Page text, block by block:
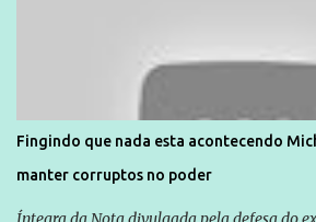
são vítimas de violência, estão em situação
direitos violados. Leia mais: Anistia
solução do caso Amarildo - Terra Brasil
Fingindo que nada esta acontecendo
manter corruptos no poder